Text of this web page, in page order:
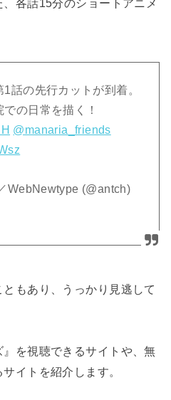
各話15分のショートアニメ
1話の先行カットが到着。
の日常を描く！
@manaria_friends
WebNewtype (@antch)
もあり、うっかり見逃して
を視聴できるサイトや、無
イトを紹介します。